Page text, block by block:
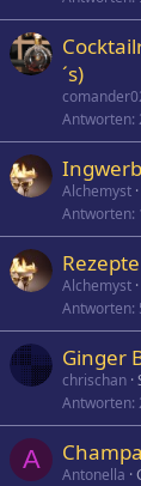
´s)
Antworten
Alchemyst
Antworten
Alchemyst
Antworten
Ginger
chrischan
Antworten
A
Antonella